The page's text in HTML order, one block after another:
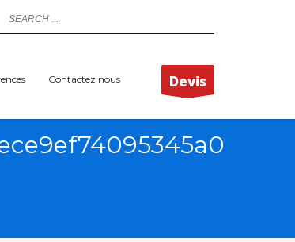
Contactez nous Devis